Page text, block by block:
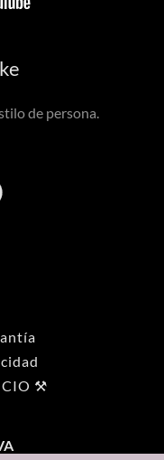
de persona.
⚒️